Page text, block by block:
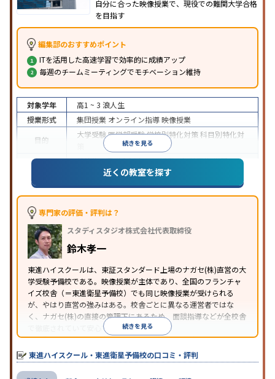
自分に合った映像授業で、現役での難関大学合格
を目指す
編集部のおすすめポイント
ITを活用した高速学習で効率的に成績アップ
毎週のチームミーティングでモチベーション維持
続きを見る
対象学年 高1 ~ 3 浪人生
授業形式
集団授業 オンライン指導映像授業
目的
大学受験医学部受験学校別特化対策科目別特化対
特待生・奨学金制度あり授業の振替可能学習に
PC・タブレットを利用1科目から受講可能
習のみの受講可
※2024年6月調査。大学受験塾・予備校のアンケート調査方法を参照
近くの教室を探す
専門家の評価・評判は？
スタディスタジオ株式会社代表取締役
鈴木孝一
東進ハイスクールは、東証スタンダード上場のナガセ(株)直営の大
学受験予備校である。映像授業が主体であり、全国のフランチャ
イズ校舎（＝東進衛星予備校）でも同じ映像授業が受けられる
が、やはり直営の強みはある。校舎ごとに異なる運営者ではな
く、ナガセ(株)の直接の管理下にあるため、面談指導などが全校舎
で徹底されていて安心できる。
東進衛星予備校は、運営会社により指導方針や校舎のルールが異
なる。体験授業では、授業のみで判断するのではなく、担当者や
校舎雰囲気、校舎での合格実績などを確認すると良いだろう。
続きを見る
東進ハイスクール・東進衛星予備校の口コミ・評判